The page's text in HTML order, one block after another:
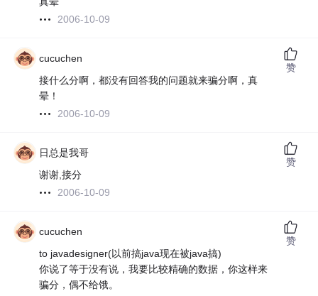
2006-10-09
cucuchen
接什么分啊，都没有回答我的问题就来骗分啊，真
晕！
2006-10-09
赞
日总是我哥
谢谢,接分
2006-10-09
赞
cucuchen
to javadesigner(以前搞java现在被java搞)
你说了等于没有说，我要比较精确的数据，你这样来
骗分，偶不给饿。
赞